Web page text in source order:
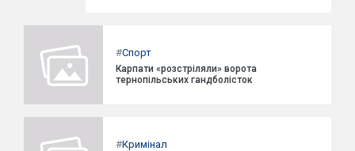
#Спорт
Карпати «розстріляли» ворота
тернопільських гандболісток
#Кримінал